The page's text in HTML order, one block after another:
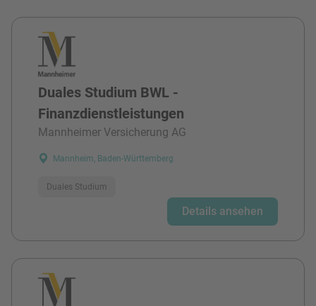
Alle Stellen
Duales Studium BWL -
Finanzdienstleistungen
Mannheimer Versicherung AG
Mannheim, Baden-Württemberg
Duales Studium
Details ansehen